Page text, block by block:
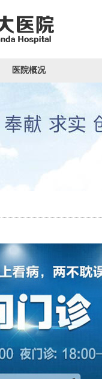
医院概况